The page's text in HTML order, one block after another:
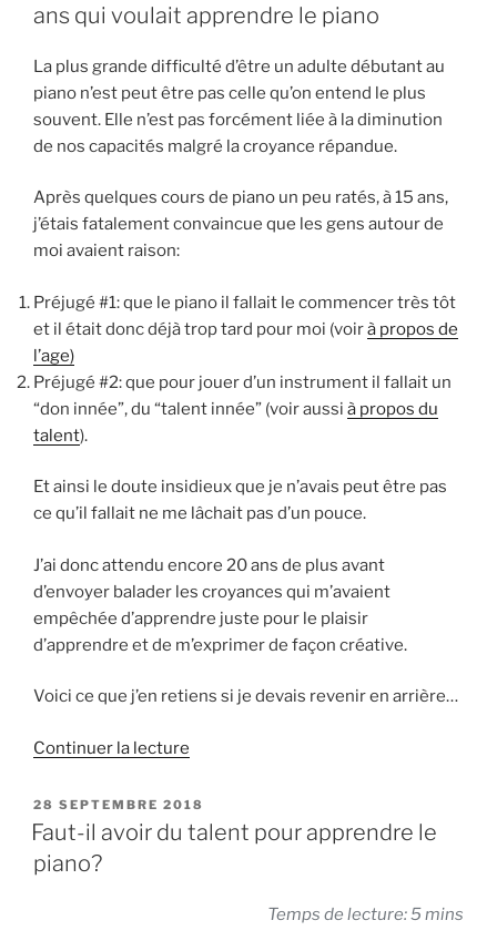
piano
à
mon
âge?!
bah
ans qui voulait apprendre le piano
La plus grande difficulté d’être un adulte débutant au
piano n’est peut être pas celle qu’on entend le plus
souvent. Elle n’est pas forcément liée à la diminution
de nos capacités malgré la croyance répandue.
Après quelques cours de piano un peu ratés, à 15 ans,
j’étais fatalement convaincue que les gens autour de
moi avaient raison:
Préjugé #1: que le piano il fallait le commencer très tôt
et il était donc déjà trop tard pour moi (voirà propos de
l’age)
Préjugé #2: que pour jouer d’un instrument il fallait un
“don innée”, du “talent innée” (voir aussi à propos du
talent).
Et ainsi le doute insidieux que je n’avais peut être pas
ce qu’il fallait ne me lâchait pas d’un pouce.
J’ai donc attendu encore 20 ans de plus avant
d’envoyer balader les croyances qui m’avaient
empêchée d’apprendre juste pour le plaisir
d’apprendre et de m’exprimer de façon créative.
Voici ce que j’en retiens si je devais revenir en arrière…
Continuer la lecture
d’un
adulte
PUBLIÉ
LE
28 SEPTEMBRE 2018
Faut-il avoir du talent pour apprendre le
piano?
Temps de lecture: 5 mins